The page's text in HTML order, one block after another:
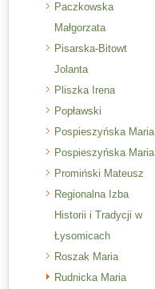
Paczkowska
Małgorzata
Pisarska-Bitowt
Jolanta
Pliszka Irena
Popławski
Pospieszyńska Maria
Pospieszyńska Maria
Promiński Mateusz
Regionalna Izba
Historii i Tradycji w
Łysomicach
Roszak Maria
Rudnicka Maria